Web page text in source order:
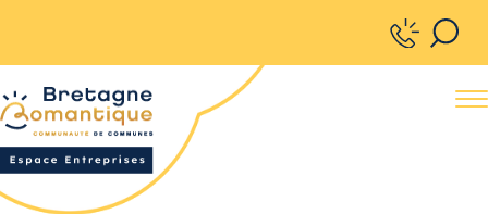
Rechercher